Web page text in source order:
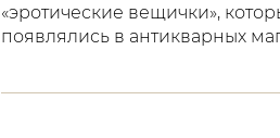
«эротические вещички»,
появлялись в антикварных